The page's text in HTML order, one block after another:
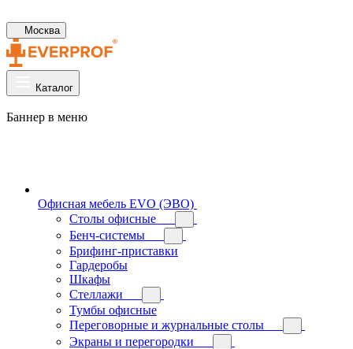
Москва
Каталог
Баннер в меню
Офисная мебель EVO (ЭВО)
Cтолы офисные
Бенч-системы
Брифинг-приставки
Гардеробы
Шкафы
Стеллажи
Тумбы офисные
Переговорные и журнальные столы
Экраны и перегородки